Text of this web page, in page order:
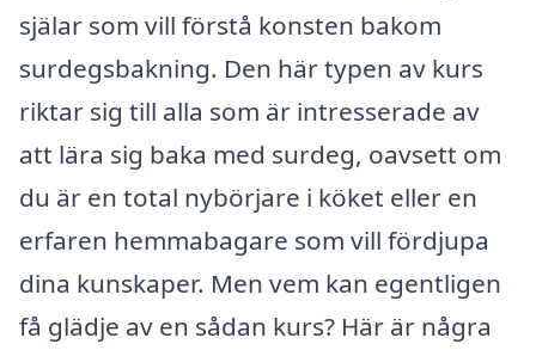
själar som vill förstå konsten bakom
surdegsbakning. Den här typen av kurs
riktar sig till alla som är intresserade av
att lära sig baka med surdeg, oavsett om
du är en total nybörjare i köket eller en
erfaren hemmabagare som vill fördjupa
dina kunskaper. Men vem kan egentligen
få glädje av en sådan kurs? Här är några